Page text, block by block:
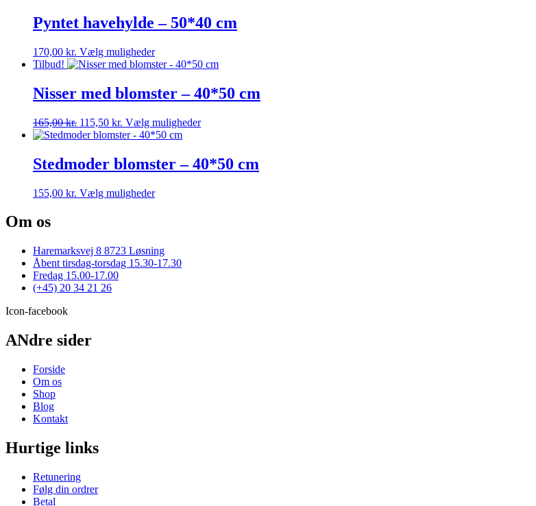
flere
varianter.
kan
vælges
varesiden
Pyntet havehylde – 50*40 cm
170,00 kr. Vælg mulighederDette
vare
flere
varianter.
kan
vælges
varesiden
Tilbud!
Nisser med blomster – 40*50 cm
165,00kr. Den
oprindelige
var:
165,00 kr..
115,50 kr. Den
aktuelle
er:
115,50 kr..
Vælg mulighederDette
flere
varianter.
Stedmoder blomster – 40*50 cm
155,00 kr. Vælg mulighederDette
Mulighederne
kan
Om os
Haremarksvej 8 8723 Løsning
Åbent tirsdag-torsdag 15.30-17.30
Fredag 15.00-17.00
(+45) 20 34 21 26
Icon-facebook
ANdre sider
Forside
Om os
Shop
Blog
Kontakt
Hurtige links
Retunering
Følg din ordrer
Betal